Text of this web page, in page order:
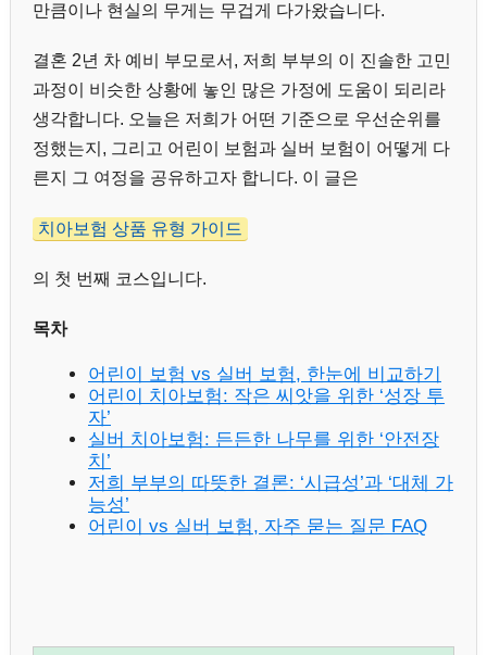
만큼이나 현실의 무게는 무겁게 다가왔습니다.
결혼 2년 차 예비 부모로서, 저희 부부의 이 진솔한 고민
과정이 비슷한 상황에 놓인 많은 가정에 도움이 되리라
생각합니다. 오늘은 저희가 어떤 기준으로 우선순위를
정했는지, 그리고 어린이 보험과 실버 보험이 어떻게 다
른지 그 여정을 공유하고자 합니다. 이 글은
치아보험 상품 유형 가이드
의 첫 번째 코스입니다.
목차
어린이 보험 vs 실버 보험, 한눈에 비교하기
어린이 치아보험: 작은 씨앗을 위한 ‘성장 투
자’
실버 치아보험: 든든한 나무를 위한 ‘안전장
치’
저희 부부의 따뜻한 결론: ‘시급성’과 ‘대체 가
능성’
어린이 vs 실버 보험, 자주 묻는 질문 FAQ